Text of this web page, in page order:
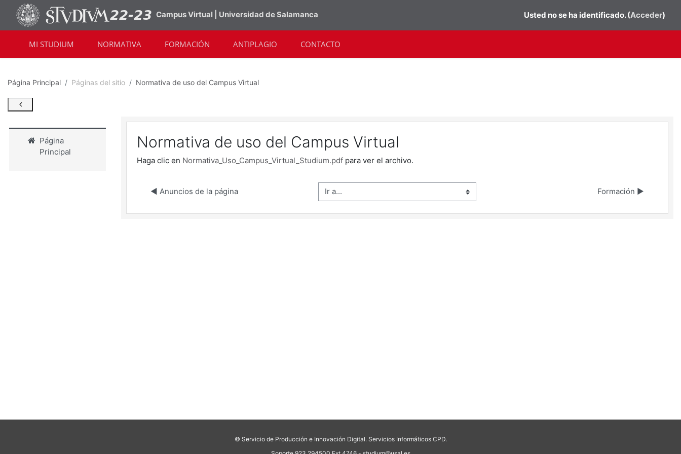
Salta al contenido principal
Campus Virtual | Universidad de Salamanca
Usted no se ha identificado. (Acceder)
MI STUDIUM NORMATIVA FORMACIÓN ANTIPLAGIO CONTACTO
Página Principal Páginas del sitio Normativa de uso del Campus Virtual
Página
Principal
Normativa de uso del Campus Virtual
Haga clic en Normativa_Uso_Campus_Virtual_Studium.pdf para ver el archivo.
◀︎ Anuncios de la página Ir a... Formación ▶︎
© Servicio de Producción e Innovación Digital. Servicios Informáticos CPD.